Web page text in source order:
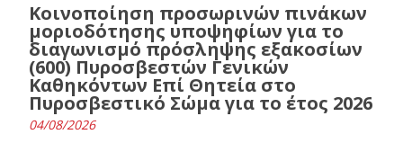
Κοινοποίηση προσωρινών πινάκων
μοριοδότησης υποψηφίων για το
διαγωνισμό πρόσληψης εξακοσίων
(600) Πυροσβεστών Γενικών
Καθηκόντων Επί Θητεία στο
Πυροσβεστικό Σώμα για το έτος 2026
04/08/2026